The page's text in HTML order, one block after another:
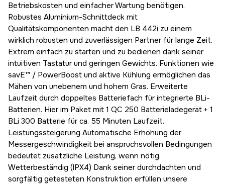
Betriebskosten und einfacher Wartung benötigen.
Robustes Aluminium-Schnittdeck mit
Qualitätskomponenten macht den LB 442i zu einem
wirklich robusten und zuverlässigen Partner für lange Zeit.
Extrem einfach zu starten und zu bedienen dank seiner
intuitiven Tastatur und geringen Gewichts. Funktionen wie
savE™ / PowerBoost und aktive Kühlung ermöglichen das
Mähen von unebenem und hohem Gras. Erweiterte
Laufzeit durch doppeltes Batteriefach für integrierte BLi-
Batterien. Hier im Paket mit 1 QC 250 Batterieladegerät + 1
BLi 300 Batterie für ca. 55 Minuten Laufzeit.
Leistungssteigerung Automatische Erhöhung der
Messergeschwindigkeit bei anspruchsvollen Bedingungen
bedeutet zusätzliche Leistung, wenn nötig.
Wetterbeständig (IPX4) Dank seiner durchdachten und
sorgfältig getesteten Konstruktion erfüllen unsere